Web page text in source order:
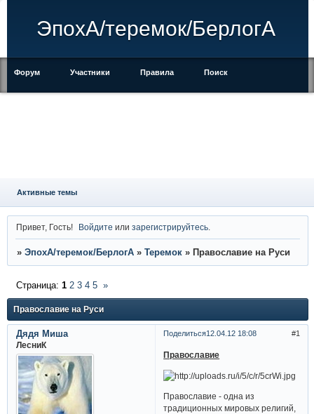
ЭпохА/теремок/БерлогА
Форум Участники Правила Поиск
Активные темы
Привет, Гость! Войдите илизарегистрируйтесь
» ЭпохА/теремок/БерлогА » Теремок » Православие на Руси
Православие на Руси
Страница: 1 2 3 4 5 »
Поделиться 1
12.04.12 18:08
Дядя Миша
ЛесниК
Православие
Православие - одна из
традиционных мировых религий,